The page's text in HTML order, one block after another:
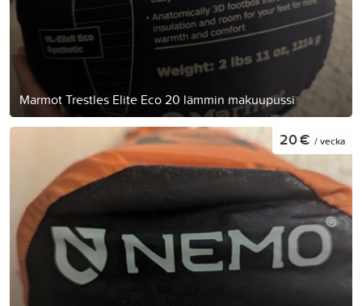
Marmot Trestles Elite Eco 20 lämmin makuupussi
20 € / vecka